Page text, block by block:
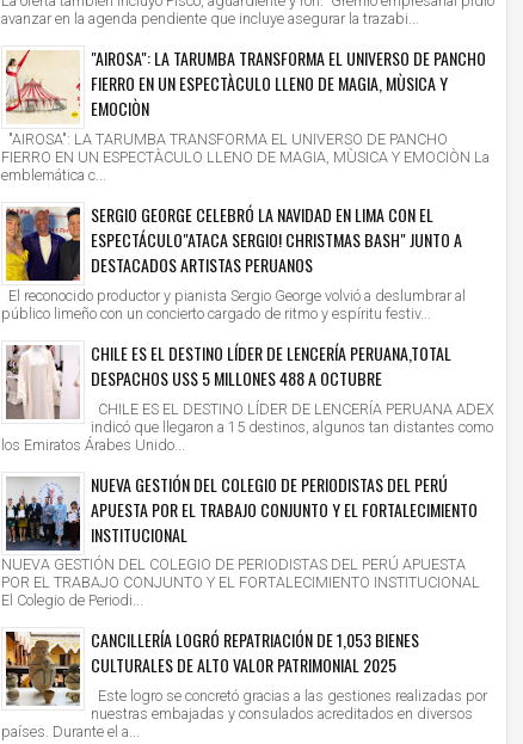
avanzar en la agenda pendiente que incluye asegurar la trazabi...
"AIROSA": LA TARUMBA TRANSFORMA EL UNIVERSO DE PANCHO
FIERRO EN UN ESPECTÀCULO LLENO DE MAGIA, MÙSICA Y
EMOCIÒN
"AIROSA": LA TARUMBA TRANSFORMA EL UNIVERSO DE PANCHO
FIERRO EN UN ESPECTÀCULO LLENO DE MAGIA, MÙSICA Y EMOCIÒN La
emblemática c...
SERGIO GEORGE CELEBRÓ LA NAVIDAD EN LIMA CON EL
ESPECTÁCULO"ATACA SERGIO! CHRISTMAS BASH" JUNTO A
DESTACADOS ARTISTAS PERUANOS
El reconocido productor y pianista Sergio George volvió a deslumbrar al
público limeño con un concierto cargado de ritmo y espíritu festiv...
CHILE ES EL DESTINO LÍDER DE LENCERÍA PERUANA,TOTAL
DESPACHOS US$ 5 MILLONES 488 A OCTUBRE
CHILE ES EL DESTINO LÍDER DE LENCERÍA PERUANA ADEX
indicó que llegaron a 15 destinos, algunos tan distantes como
los Emiratos Árabes Unido...
NUEVA GESTIÓN DEL COLEGIO DE PERIODISTAS DEL PERÚ
APUESTA POR EL TRABAJO CONJUNTO Y EL FORTALECIMIENTO
INSTITUCIONAL
NUEVA GESTIÓN DEL COLEGIO DE PERIODISTAS DEL PERÚ APUESTA
POR EL TRABAJO CONJUNTO Y EL FORTALECIMIENTO INSTITUCIONAL
El Colegio de Periodi...
CANCILLERÍA LOGRÓ REPATRIACIÓN DE 1,053 BIENES
CULTURALES DE ALTO VALOR PATRIMONIAL 2025
Este logro se concretó gracias a las gestiones realizadas por
nuestras embajadas y consulados acreditados en diversos
países. Durante el a...